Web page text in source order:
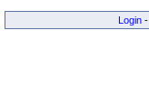
Login -